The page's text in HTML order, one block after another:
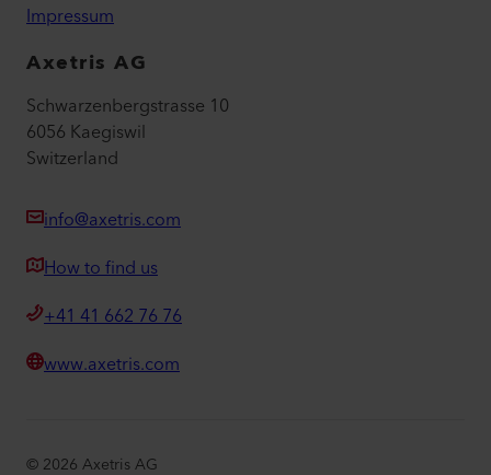
Impressum
Axetris AG
Schwarzenbergstrasse 10
6056 Kaegiswil
Switzerland
info@axetris.com
How to find us
+41 41 662 76 76
www.axetris.com
© 2026 Axetris AG